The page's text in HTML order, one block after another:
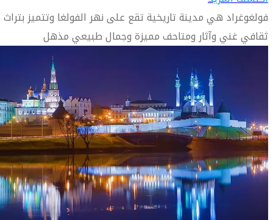
فولغوغراد هي مدينة تاريخية تقع على نهر الفولغا وتتميز بتراث
ثقافي غني وآثار ومتاحف مميزة وجمال طبيعي مذهل